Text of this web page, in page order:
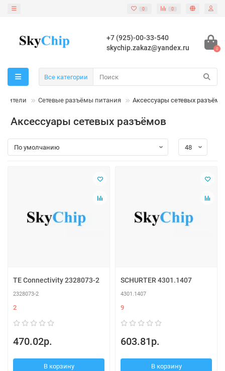
0 0
+7 (925)-00-33-540
skychip.zakaz@yandex.ru
0
Все категории
Сетевые разъёмы питания Аксессуары сетевых
Аксессуары сетевых разъёмов
TE Connectivity 2328073-2
2328073-2
2
470.02р.
В корзину
SCHURTER 4301.1407
4301.1407
9
603.81р.
В корзину